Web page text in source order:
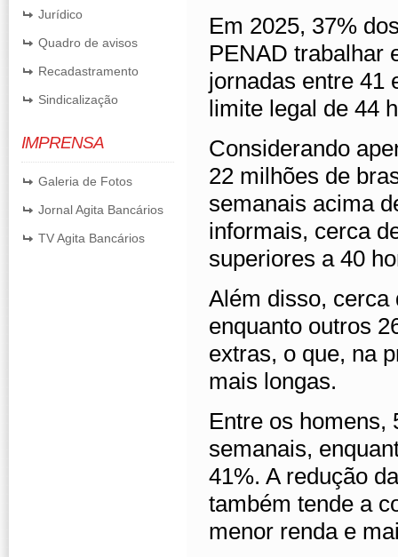
Jurídico
Quadro de avisos
Recadastramento
Sindicalização
IMPRENSA
Galeria de Fotos
Jornal Agita Bancários
TV Agita Bancários
Em 2025, 37%
PENAD trabalhar
jornadas entre 41
limite legal de 44
Considerando
22 milhões de
semanais acima
informais, cerca
superiores a 40
Além disso, cerca
enquanto outros
extras, o que, na
mais longas.
Entre os homens,
semanais,
41%. A redução
também tende a
menor renda e